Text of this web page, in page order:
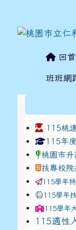
回首
班班網
115桃
link to
115年
桃園市升
技專校院
115學年
115學年
115學年
115適性